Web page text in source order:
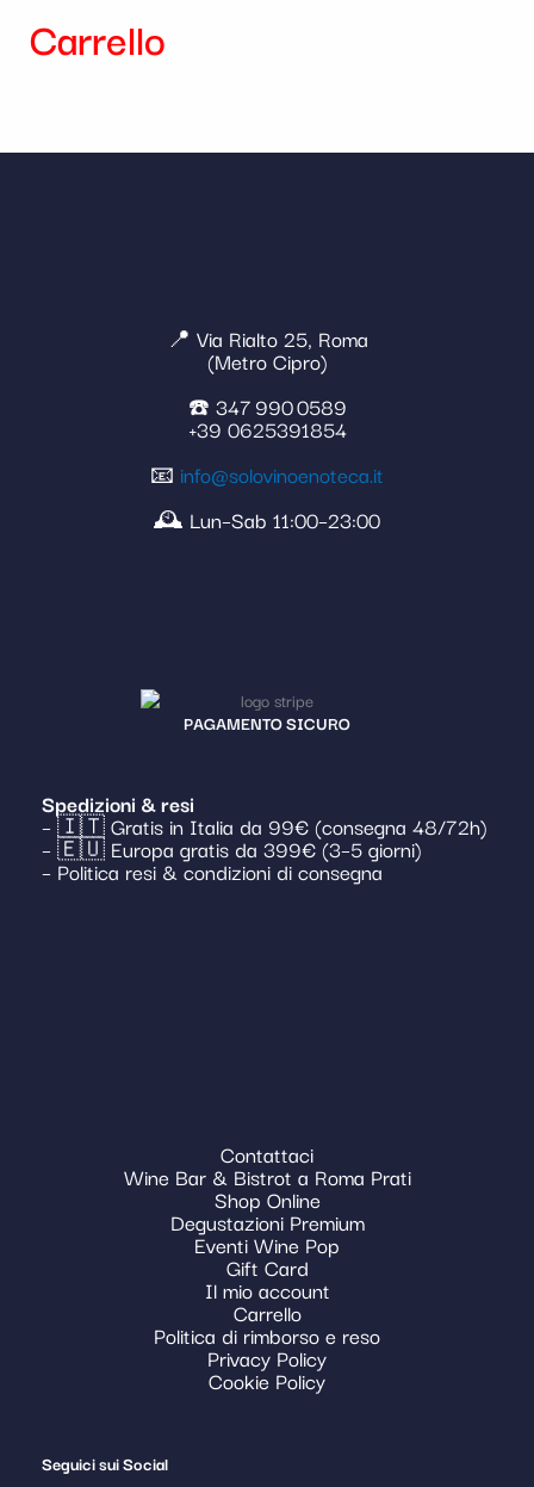
Carrello
📍 Via Rialto 25, Roma
(Metro Cipro)
☎️ 347 990 0589
+39 0625391854
📧 info@solovinoenoteca.it
🕰️ Lun–Sab 11:00–23:00
PAGAMENTO SICURO
Spedizioni & resi
– 🇮🇹 Gratis in Italia da 99€ (consegna 48/72h)
– 🇪🇺 Europa gratis da 399€ (3–5 giorni)
– Politica resi & condizioni di consegna
Contattaci
Wine Bar & Bistrot a Roma Prati
Shop Online
Degustazioni Premium
Eventi Wine Pop
Gift Card
Il mio account
Carrello
Politica di rimborso e reso
Privacy Policy
Cookie Policy
Seguici sui Social